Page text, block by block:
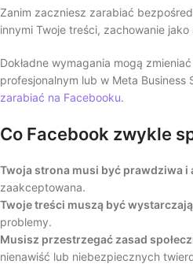
Zanim zaczniesz zarabiać
innymi Twoje treści, zachowanie
Dokładne wymagania mogą
profesjonalnym lub w Meta
zarabiać na Facebooku.
Co Facebook zwykle
Twoja strona musi być prawdziwa i
zaakceptowana.
Twoje treści muszą być
problemy.
Musisz przestrzegać zasad
nienawiść lub niebezpiecznych